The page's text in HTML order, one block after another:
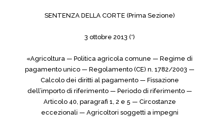
SENTENZA DELLA CORTE (Prima Sezione)
3 ottobre 2013 (*)
«Agricoltura — Politica agricola comune — Regime di
pagamento unico — Regolamento (CE) n. 1782/2003 —
Calcolo dei diritti al pagamento — Fissazione
dell’importo di riferimento — Periodo di riferimento —
Articolo 40, paragrafi 1, 2 e 5 — Circostanze
eccezionali — Agricoltori soggetti a impegni